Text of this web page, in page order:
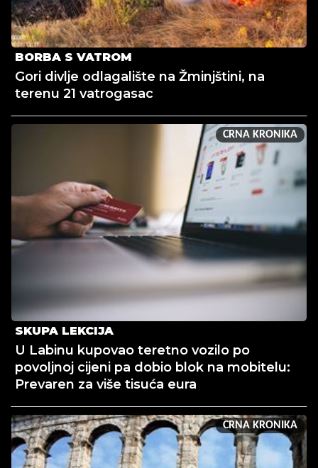
BORBA S VATROM
Gori divlje odlagalište na Žminjštini, na
terenu 21 vatrogasac
CRNA KRONIKA
SKUPA LEKCIJA
U Labinu kupovao teretno vozilo po
povoljnoj cijeni pa dobio blok na mobitelu:
Prevaren za više tisuća eura
CRNA KRONIKA